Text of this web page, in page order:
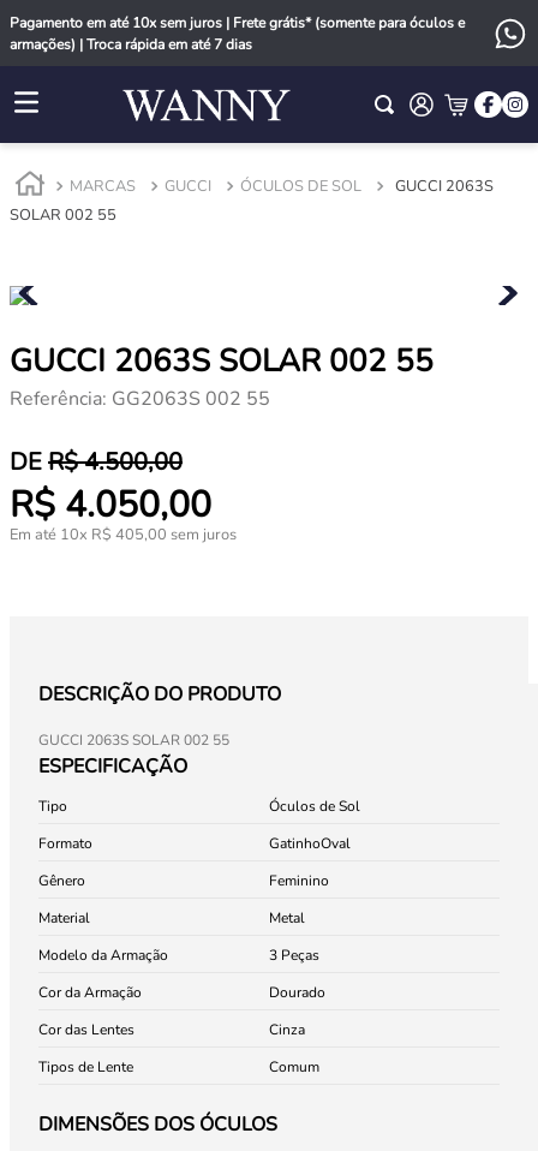
Pagamento em até 10x sem juros | Frete grátis* (somente para óculos e
armações) | Troca rápida em até 7 dias
MARCAS GUCCI ÓCULOS DE SOL
GUCCI 2063S
SOLAR 002 55
GUCCI 2063S SOLAR 002 55
Referência: GG2063S 002 55
R$4.500,00
R$ 4.050,00
Em até 10x R$ 405,00 sem juros
DESCRIÇÃO DO PRODUTO
GUCCI 2063S SOLAR 002 55
ESPECIFICAÇÃO
Tipo
Óculos de Sol
Formato
GatinhoOval
Gênero
Feminino
Material
Metal
Modelo da Armação
3 Peças
Cor da Armação
Dourado
Cor das Lentes
Cinza
Tipos de Lente
Comum
DIMENSÕES DOS ÓCULOS